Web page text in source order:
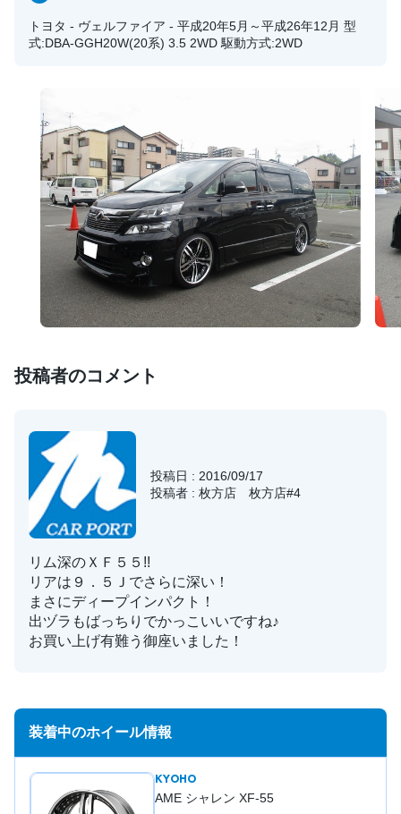
トヨタ - ヴェルファイア - 平成20年5月～平成26年12月 型
式:DBA-GGH20W(20系) 3.5 2WD 駆動方式:2WD
投稿者のコメント
投稿日 : 2016/09/17
投稿者 : 枚方店 枚方店#4
リム深のＸＦ５５!!
リアは９．５Ｊでさらに深い！
まさにディープインパクト！
出ヅラもばっちりでかっこいいですね♪
お買い上げ有難う御座いました！
装着中のホイール情報
KYOHO
AME シャレン XF-55